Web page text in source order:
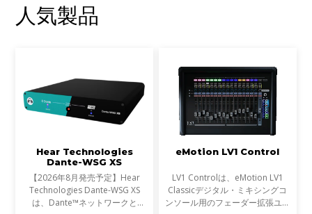
人気製品
Hear Technologies
Dante-WSG XS
【2026年8月発売予定】Hear
Technologies Dante-WSG XS
は、Dante™ネットワークと
eMotion LV1 Control
LV1 Controlは、eMotion LV1
Classicデジタル・ミキシングコ
ンソール用のフェーダー拡張ユニ